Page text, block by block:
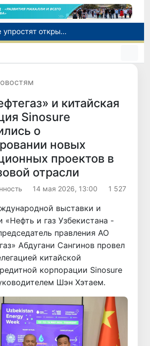
В Узбекистане усиливаются меры социальной защиты населения
В Узбекистане расширяются гарантии свободы предпринимательской деятельности
и китайская
Sinosure
о
новых
проектов в
отрасли
14 мая 2026, 13:00 1 527
выставки и
«Нефть и газ Узбекистана -
правления АО
Абдугани Сангинов провел
китайской
корпорации Sinosure
Шэн Хэтаем.